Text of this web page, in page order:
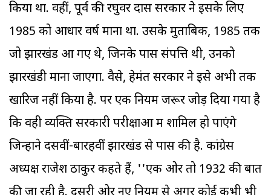
किया था. वहीं, पूर्व की रघुवर दास सरकार ने इसके लिए
1985 को आधार वर्ष माना था. उसके मुताबिक, 1985 तक
जो झारखंड आ गए थे, जिनके पास संपत्ति थी, उनको
झारखंडी माना जाएगा. वैसे, हेमंत सरकार ने इसे अभी तक
खारिज नहीं किया है. पर एक नियम जरूर जोड़ दिया गया है
कि वही व्यक्ति सरकारी परीक्षाओं में शामिल हो पाएंगे
जिन्होंने दसवीं-बारहवीं झारखंड से पास की है. कांग्रेस
अध्यक्ष राजेश ठाकुर कहते हैं, ''एक ओर तो 1932 की बात